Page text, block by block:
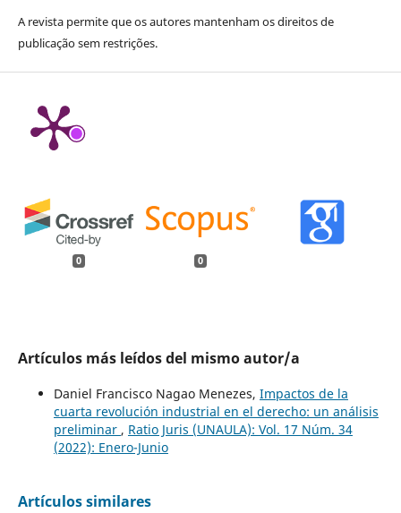
A revista permite que os autores mantenham os direitos de
publicação sem restrições.
0 0
Artículos más leídos del mismo autor/a
Daniel Francisco Nagao Menezes, Impactos de la
cuarta revolución industrial en el derecho: un análisis
preliminar , Ratio Juris (UNAULA): Vol. 17 Núm. 34
(2022): Enero-Junio
Artículos similares